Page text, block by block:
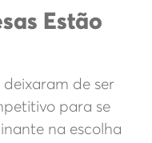
Estão
de ser
para se
na escolha